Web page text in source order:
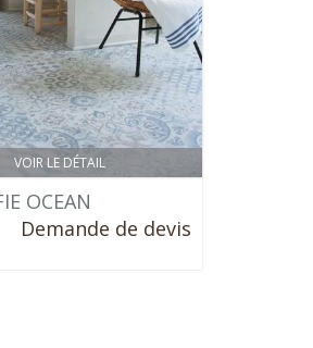
VOIR LE DÉTAIL
OCEAN
Demande de devis